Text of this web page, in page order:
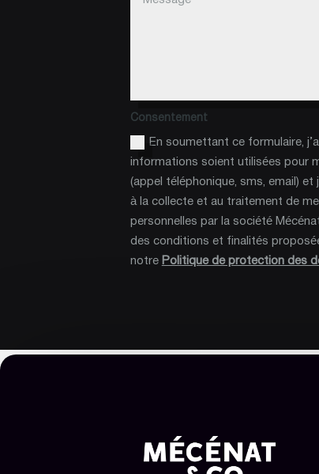
Consentement
En soumettant ce formulaire,
informations soient utilisées pour
(appel téléphonique, sms, email) et
à la collecte et au traitement de
personnelles par la société
des conditions et finalités
notre Politique de protection des